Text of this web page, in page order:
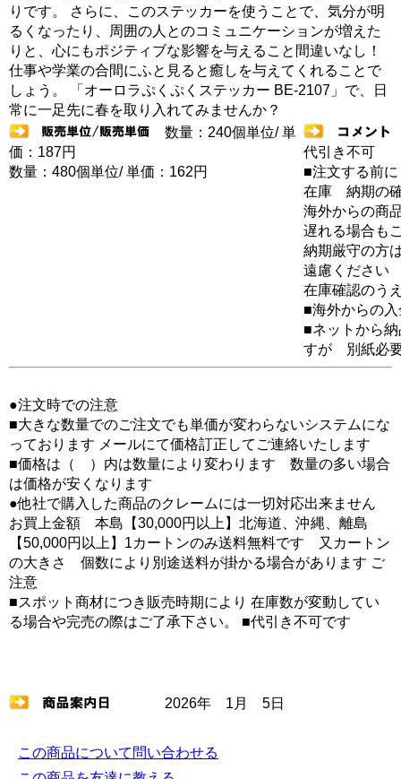
りです。 さらに、このステッカーを使うことで、気分が明
るくなったり、周囲の人とのコミュニケーションが増えた
りと、心にもポジティブな影響を与えること間違いなし！
仕事や学業の合間にふと見ると癒しを与えてくれることで
しょう。 「オーロラぷくぷくステッカー BE-2107」で、日
常に一足先に春を取り入れてみませんか？
数量：240個単位/ 単
価：187円
数量：480個単位/ 単価：162円
代引き不可
■注文する前に
在庫 納期の
海外からの商
遅れる場合も
納期厳守の方
遠慮ください
在庫確認のう
■海外からの
■ネットから
すが 別紙必
●注文時での注意
■大きな数量でのご注文でも単価が変わらないシステムにな
っております メールにて価格訂正してご連絡いたします
■価格は（ ）内は数量により変わります 数量の多い場合
は価格が安くなります
●他社で購入した商品のクレームには一切対応出来ません
お買上金額 本島【30,000円以上】北海道、沖縄、離島
【50,000円以上】1カートンのみ送料無料です 又カートン
の大きさ 個数により別途送料が掛かる場合があります ご
注意
■スポット商材につき販売時期により 在庫数が変動してい
る場合や完売の際はご了承下さい。 ■代引き不可です
2026年 1月 5日
この商品について問い合わせる